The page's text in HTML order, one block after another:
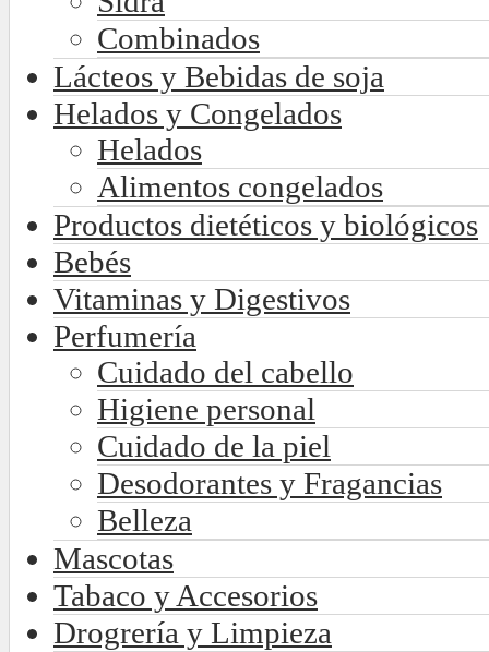
Combinados
Lácteos y Bebidas de soja
Helados y Congelados
Helados
Alimentos congelados
Productos dietéticos y biológicos
Bebés
Vitaminas y Digestivos
Perfumería
Cuidado del cabello
Higiene personal
Cuidado de la piel
Desodorantes y Fragancias
Belleza
Mascotas
Tabaco y Accesorios
Drogrería y Limpieza